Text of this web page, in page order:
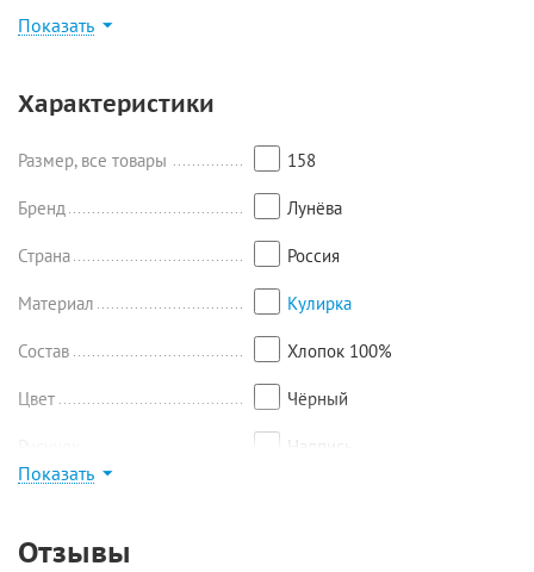
Размер 164: длина 62 см, ширина 47 см, рукав 56 см.
Показать
Характеристики
Размер, все товары 158
Бренд Лунёва
Страна Россия
Материал Кулирка
Состав Хлопок 100%
Цвет Чёрный
Надпись
Показать
Отзывы